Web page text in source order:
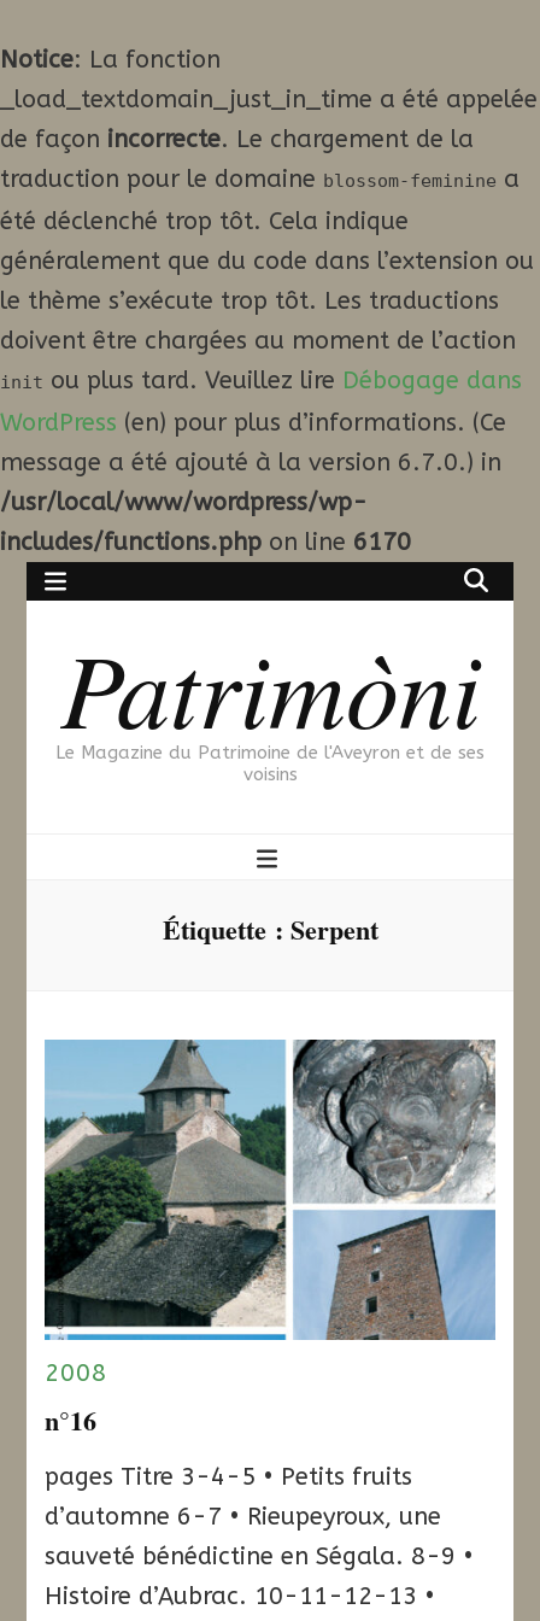
Notice: La fonction
_load_textdomain_just_in_time a été appelée
de façon incorrecte. Le chargement de la
traduction pour le domaine blossom-feminine a
été déclenché trop tôt. Cela indique
généralement que du code dans l’extension ou
le thème s’exécute trop tôt. Les traductions
doivent être chargées au moment de l’action
init ou plus tard. Veuillez lire Débogage dans
WordPress (en) pour plus d’informations. (Ce
message a été ajouté à la version 6.7.0.) in
/usr/local/www/wordpress/wp-
includes/functions.php on line 6170
Patrimòni
Le Magazine du Patrimoine de l'Aveyron et de ses
voisins
Étiquette : Serpent
2008
n°16
pages Titre 3-4-5 • Petits fruits
d’automne 6-7 • Rieupeyroux, une
sauveté bénédictine en Ségala. 8-9 •
Histoire d’Aubrac. 10-11-12-13 •